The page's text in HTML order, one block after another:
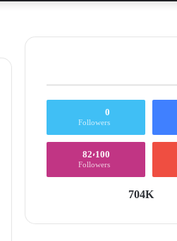
0
Followers
82٬100
Followers
704K